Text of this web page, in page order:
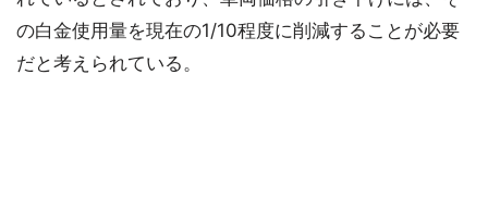
の白金使用量を現在の1/10程度に削減することが必要
だと考えられている。